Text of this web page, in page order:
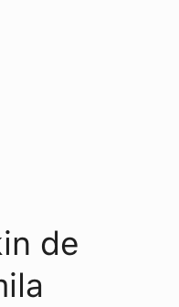
de